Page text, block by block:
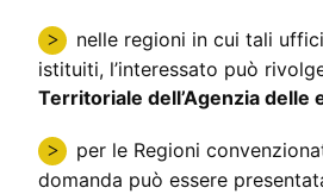
nelle regioni in cui tali
istituiti, l’interessato può
Territoriale dell’Agenzia delle
per le Regioni
domanda può essere